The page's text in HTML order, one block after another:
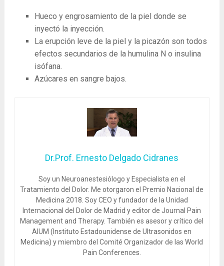
Hueco y engrosamiento de la piel donde se
inyectó la inyección.
La erupción leve de la piel y la picazón son todos
efectos secundarios de la humulina N o insulina
isófana.
Azúcares en sangre bajos.
Dr.Prof. Ernesto Delgado Cidranes
Soy un Neuroanestesiólogo y Especialista en el
Tratamiento del Dolor. Me otorgaron el Premio Nacional de
Medicina 2018. Soy CEO y fundador de la Unidad
Internacional del Dolor de Madrid y editor de Journal Pain
Management and Therapy. También es asesor y crítico del
AIUM (Instituto Estadounidense de Ultrasonidos en
Medicina) y miembro del Comité Organizador de las World
Pain Conferences.